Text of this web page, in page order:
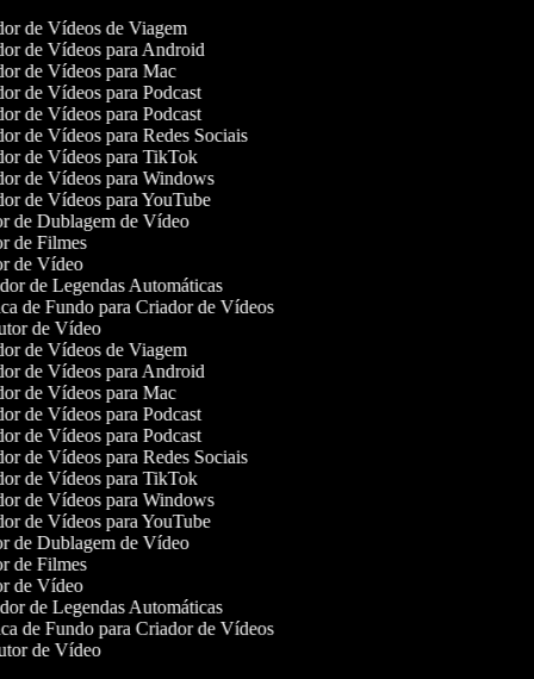
de Vídeos de Viagem
de Vídeos para Android
de Vídeos para Mac
de Vídeos para Podcast
de Vídeos para Podcast
de Vídeos para Redes Sociais
de Vídeos para TikTok
de Vídeos para Windows
de Vídeos para YouTube
de Dublagem de Vídeo
de Filmes
de Vídeo
de Legendas Automáticas
de Fundo para Criador de Vídeos
de Vídeo
de Vídeos de Viagem
de Vídeos para Android
de Vídeos para Mac
de Vídeos para Podcast
de Vídeos para Podcast
de Vídeos para Redes Sociais
de Vídeos para TikTok
de Vídeos para Windows
de Vídeos para YouTube
de Dublagem de Vídeo
de Filmes
de Vídeo
de Legendas Automáticas
de Fundo para Criador de Vídeos
de Vídeo